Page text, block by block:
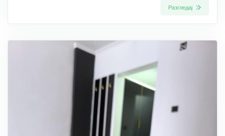
Разгледај